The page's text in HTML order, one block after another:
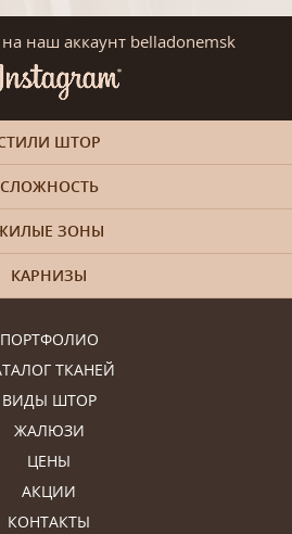
наш аккаунт belladonemsk
ПОРТФОЛИО
ТКАНЕЙ
ВИДЫ ШТОР
ЖАЛЮЗИ
ЦЕНЫ
АКЦИИ
КОНТАКТЫ
ШТОР
СЛОЖНОСТЬ
ЗОНЫ
КАРНИЗЫ